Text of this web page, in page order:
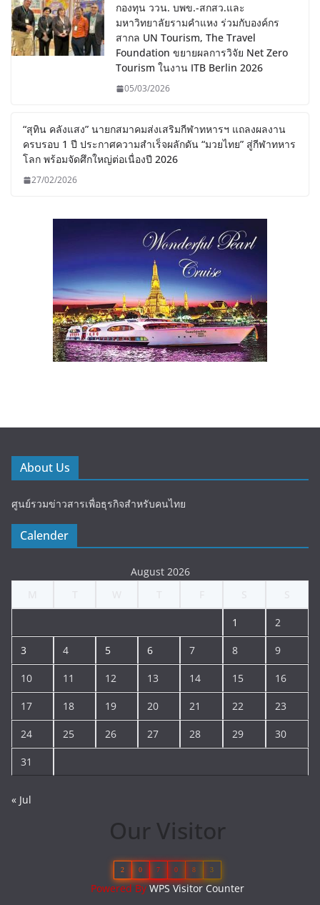
กองทุน ววน. บพข.-สกสว.และ
มหาวิทยาลัยรามคำแหง ร่วมกับองค์กร
สากล UN Tourism, The Travel
Foundation ขยายผลการวิจัย Net Zero
Tourism ในงาน ITB Berlin 2026
05/03/2026
“สุทิน คลังแสง” นายกสมาคมส่งเสริมกีฬาทหารฯ แถลงผลงาน
ครบรอบ 1 ปี ประกาศความสำเร็จผลักดัน “มวยไทย” สู่กีฬาทหาร
โลก พร้อมจัดศึกใหญ่ต่อเนื่องปี 2026
27/02/2026
About Us
ศูนย์รวมข่าวสารเพื่อธุรกิจสำหรับคนไทย
Calender
August 2026
1 2
3 4 5 6 7 8 9
10 11 12 13 14 15 16
17 18 19 20 21 22 23
24 25 26 27 28 29 30
31
« Jul
Our Visitor
2 0 7 0 8 3
Powered ByWPS Visitor Counter